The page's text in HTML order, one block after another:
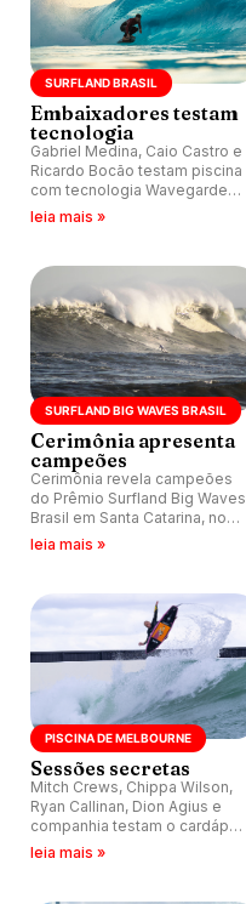
SURFLAND BRASIL
Embaixadores testam
tecnologia
Gabriel Medina, Caio Castro e
Ricardo Bocão testam piscina
com tecnologia Wavegarden
2.0, a mesma que será
leia mais »
SURFLAND BIG WAVES BRASIL
Cerimônia apresenta
campeões
Cerimônia revela campeões
do Prêmio Surfland Big Waves
Brasil em Santa Catarina, no
próximo dia 2 de setembro.
leia mais »
PISCINA DE MELBOURNE
Sessões secretas
Mitch Crews, Chippa Wilson,
Ryan Callinan, Dion Agius e
companhia testam o cardápio
de ondas da URBNSURF antes
leia mais »